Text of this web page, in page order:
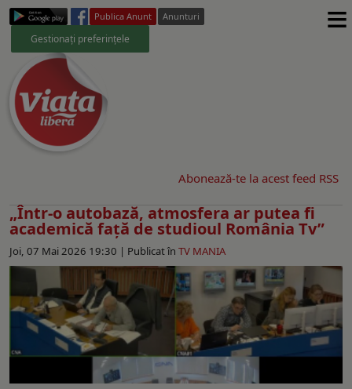
Publica Anunt Anunturi
Gestionați preferințele ≡
Abonează-te la acest feed RSS
„Într-o autobază, atmosfera ar putea fi
academică faţă de studioul România Tv”
Joi, 07 Mai 2026 19:30 | Publicat în TV MANIA